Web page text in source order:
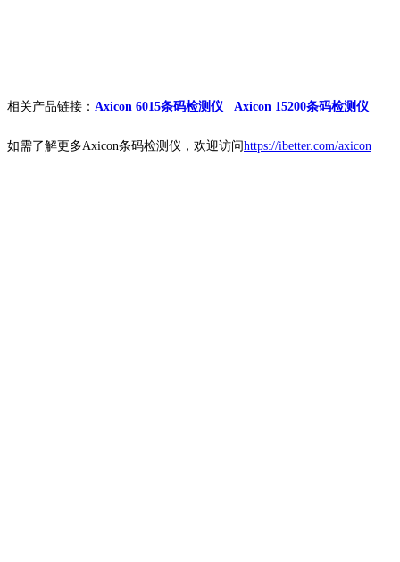
相关产品链接： Axicon 6015条码检测仪 Axicon 15200条码检测仪
如需了解更多Axicon条码检测仪，欢迎访问https://ibetter.com/axicon